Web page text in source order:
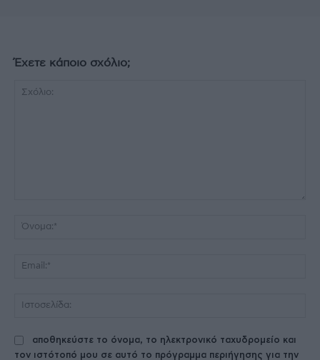
Έχετε κάποιο σχόλιο;
αποθηκεύστε το όνομα, το ηλεκτρονικό ταχυδρομείο και
τον ιστότοπό μου σε αυτό το πρόγραμμα περιήγησης για την